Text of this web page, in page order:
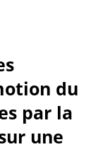
du
par la
une